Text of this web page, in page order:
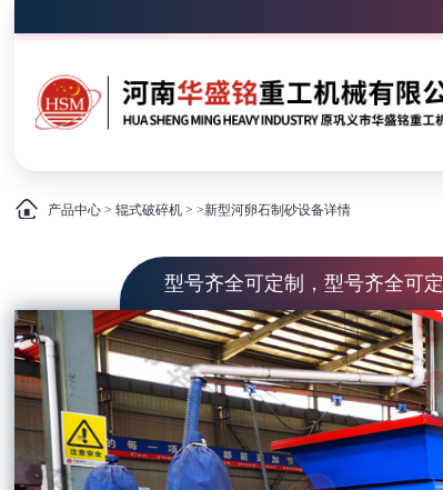
产品中心 >辊式破碎机 > >新型河卵石制砂设备详情
型号齐全可定制，型号齐全可